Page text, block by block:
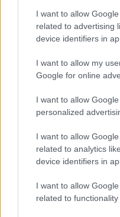
I want to allow
related to advertising
device identifiers in
I want to allow my
Google for online
I want to allow
personalized
I want to allow
related to analytics
device identifiers in
I want to allow
related to
Címkék:jövő szoftver CAD
Ajánlott bejegyzések:
ONE3D a
Az első 3D
közúti